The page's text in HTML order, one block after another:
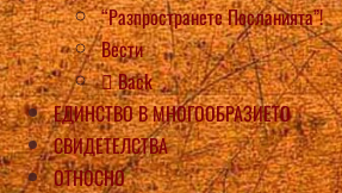
“Разпространете Посланията”!
Вести
Back
ЕДИНСТВО В МНОГООБРАЗИЕТО
СВИДЕТЕЛСТВА
ОТНОСНО